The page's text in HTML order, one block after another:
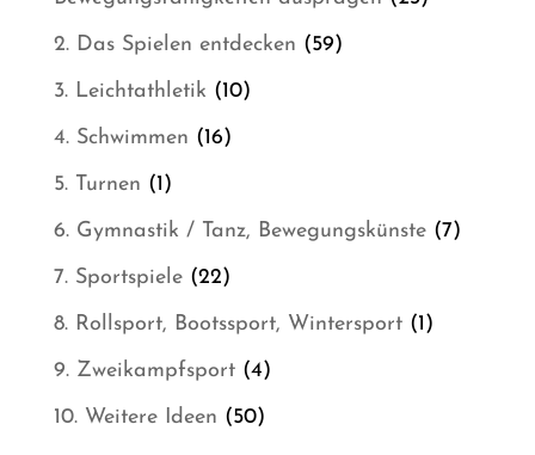
2. Das Spielen entdecken 5959
3. Leichtathletik 1010
4. Schwimmen 1616
5. Turnen 11
Produkt
6. Gymnastik / Tanz, Bewegungskünste 77
7. Sportspiele 2222
Produkte
8. Rollsport, Bootssport, Wintersport 11
9. Zweikampfsport 44
Produkte
10. Weitere Ideen 5050